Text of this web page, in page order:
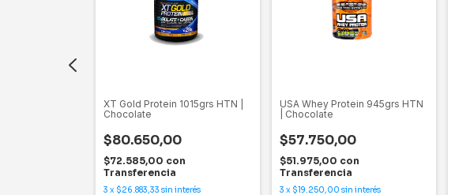
XT Gold Protein 1015grs HTN |
Chocolate
$80.650,00
$72.585,00 con
Transferencia
3 x $26.883,33 sin interés
USA Whey Protein 945grs HTN
| Chocolate
$57.750,00
$51.975,00 con
Transferencia
3 x $19.250,00 sin interés